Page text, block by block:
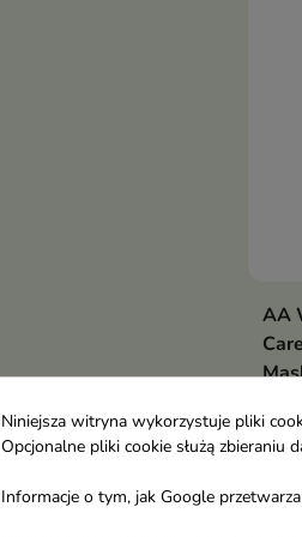
AA
Niniejsza witryna wykorzystuje pliki
Opcjonalne pliki cookie służą
Informacje o tym, jak Google